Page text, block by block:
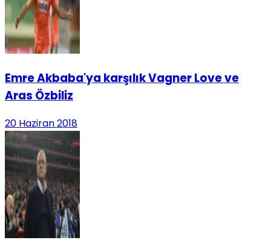
Emre Akbaba'ya karşılık Vagner Love ve
Aras Özbiliz
20 Haziran 2018